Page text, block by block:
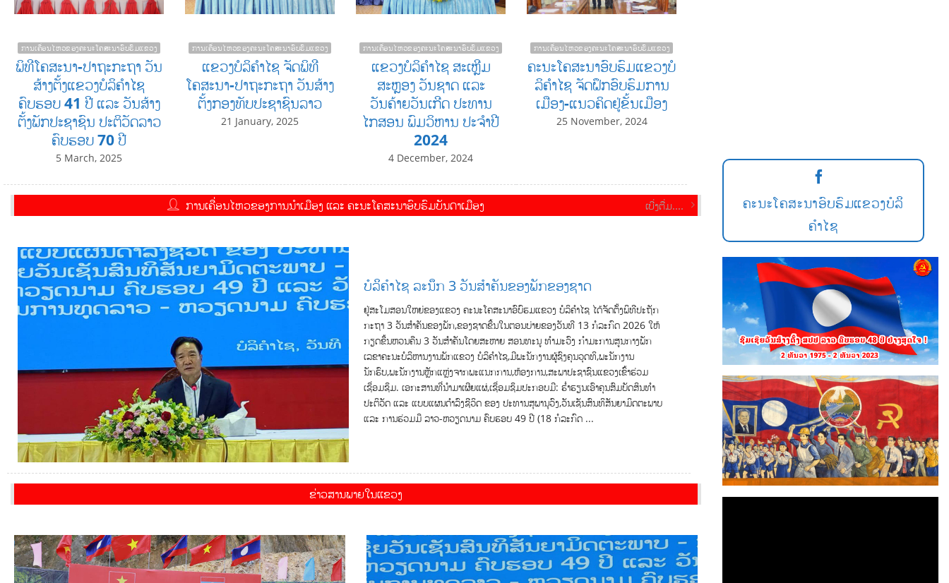
ການເຄື່ອນໄຫວຂອງຄະນະໂຄສະນາອົບຮົມແຂວງ
ພິທີໂຄສະນາ-ປາຖະກະຖາ ວັນ
ສ້າງຕັ້ງແຂວງບໍລິຄໍາໄຊ
ຄົບຮອບ 41 ປີ ແລະ ວັນສ້າງ
ຕັ້ງພັກປະຊາຊົນ ປະຕິວັດລາວ
ຄົບຮອບ 70 ປີ
5 March, 2025
ການເຄື່ອນໄຫວຂອງຄະນະໂຄສະນາອົບຮົມແຂວງ
ແຂວງບໍລິຄໍາໄຊ ຈັດພິທີ
ໂຄສະນາ-ປາຖະກະຖາ ວັນສ້າງ
ຕັ້ງກອງທັບປະຊາຊົນລາວ
21 January, 2025
ການເຄື່ອນໄຫວຂອງຄະນະໂຄສະນາອົບຮົມແຂວງ
ແຂວງບໍລິຄໍາໄຊ ສະເຫຼີມ
ສະຫຼອງ ວັນຊາດ ແລະ
ວັນຄ້າຍວັນເກີດ ປະທານ
ໄກສອນ ພົມວິຫານ ປະຈໍາປີ
2024
4 December, 2024
ການເຄື່ອນໄຫວຂອງຄະນະໂຄສະນາອົບຮົມແຂວງ
ຄະນະໂຄສະນາອົບຮົມແຂວງບໍ
ລິຄໍາໄຊ ຈັດຝຶກອົບຮົມການ
ເມືອງ-ແນວຄິດຢູ່ຂັ້ນເມືອງ
25 November, 2024
ການເຄື່ອນໄຫວຂອງການນຳເມືອງ ແລະ ຄະນະໂຄສະນາອົບຮົມບັນດາເມືອງ ເບີ່ງຕື່ມ....
ບໍລິຄຳໄຊ ລະນຶກ 3 ວັນສຳຄັນຂອງພັກຂອງຊາດ
ຢູ່ສະໂມສອນໃຫຍ່ຂອງແຂວງ ຄະນະໂຄສະນາອົບົຮມແຂວງ ບໍລິຄຳໄຊ ໄດ້ຈັດຕັ້ງພິທີປະຖັກ
ກະຖາ 3 ວັນສຳຄັນຂອງພັກ,ຂອງຊາດຂື້ນໃນຕອນບ່າຍຂອງວັນທີ 13 ກໍລະກົດ 2026 ໃຫ້
ກຽດຂື້ນຫວນຄືນ 3 ວັນສຳຄັນໂດຍສະຫາຍ ສອນທະນູ ທຳມະວົງ ກຳມະການສູນກາງພັກ
ເລຂາຄະນະບໍລິຫານງານພັກແຂວງ ບໍລິຄຳໄຊ,ມີພະນັກງານຜູ້ຊົງຄຸນວຸດທິ,ພະນັກງານ
ນັກຮົບ,ພະນັກງານຫຼັກແຫຼ່ງຈາກພະແນກການ,ຫ້ອງການ,ສະພາປະຊາຊົນແຂວງເຂົ້າຮ່ວມ
ເຊື່ອມຊຶມ. ເອກະສານທີ່ນຳມາເຜີຍແຜ່,ເຊື່ອມຊຶມປະກອບມີ: ຮໍ່າຮຽນເອົາຄຸນສົມບັດສິນທຳ
ປະຕິວັດ ແລະ ແບບແຜນດຳລົງຊີວິດ ຂອງ ປະທານສຸພານຸວົງ,ວັນເຊັນສົນທິສັນຍາມິດຕະພາບ
ແລະ ການຮ່ວມມື ລາວ-ຫວຽດນາມ ຄົບຮອບ 49 ປີ (18 ກໍລະກົດ ...
ຂ່າວສານພາຍໃນແຂວງ
ຄະນະໂຄສະນາອົບຮົມແຂວງບໍລິ
ຄຳໄຊ